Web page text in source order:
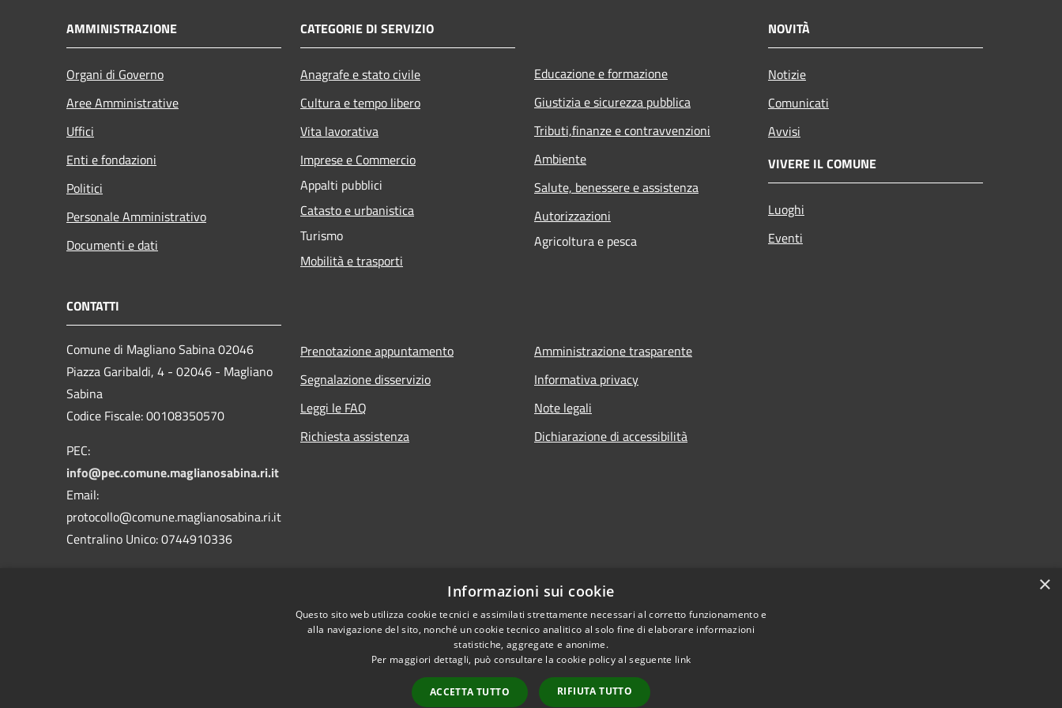
AMMINISTRAZIONE
Organi di Governo
Aree Amministrative
Uffici
Enti e fondazioni
Politici
Personale Amministrativo
Documenti e dati
CATEGORIE DI SERVIZIO
Anagrafe e stato civile
Cultura e tempo libero
Vita lavorativa
Imprese e Commercio
Appalti pubblici
Catasto e urbanistica
Turismo
Mobilità e trasporti
Educazione e formazione
Giustizia e sicurezza pubblica
Tributi,finanze e contravvenzioni
Ambiente
Salute, benessere e assistenza
Autorizzazioni
Agricoltura e pesca
NOVITÀ
Notizie
Comunicati
Avvisi
VIVERE IL COMUNE
Luoghi
Eventi
CONTATTI
Comune di Magliano Sabina 02046
Piazza Garibaldi, 4 - 02046 - Magliano
Sabina
Codice Fiscale: 00108350570
PEC:
info@pec.comune.maglianosabina.ri.it
Email:
protocollo@comune.maglianosabina.ri.it
Centralino Unico: 0744910336
Prenotazione appuntamento
Segnalazione disservizio
Leggi le FAQ
Richiesta assistenza
Amministrazione trasparente
Informativa privacy
Note legali
Dichiarazione di accessibilità
Copyright © 2026 • Comune di Magliano Sabina • Powered by
×
Informazioni sui cookie
Questo sito web utilizza cookie tecnici e assimilati strettamente necessari al corretto funzionamento e
alla navigazione del sito, nonché un cookie tecnico analitico al solo fine di elaborare informazioni
statistiche, aggregate e anonime.
Per maggiori dettagli, può consultare la cookie policy al seguente link
ACCETTA TUTTO RIFIUTA TUTTO